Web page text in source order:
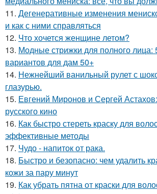
11. Дегенеративные изменения
и как с ними справляться
12. Что хочется женщине летом?
13. Модные стрижки для полного лица:
вариантов для дам 50+
14. Нежнейший ванильный рулет с
глазурью.
15. Евгений Миронов и Сергей
русского кино
16. Как быстро стереть краску для
эффективные методы
17. Чудо - напиток от рака.
18. Быстро и безопасно: чем удалить
кожи за пару минут
19. Как убрать пятна от краски для